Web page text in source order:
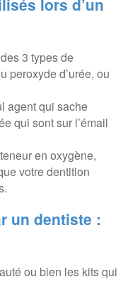
lors d’un
3 types de
peroxyde d’urée, ou
agent qui sache
qui sont sur l’émail
en oxygène,
votre dentition
un dentiste :
ou bien les kits qui